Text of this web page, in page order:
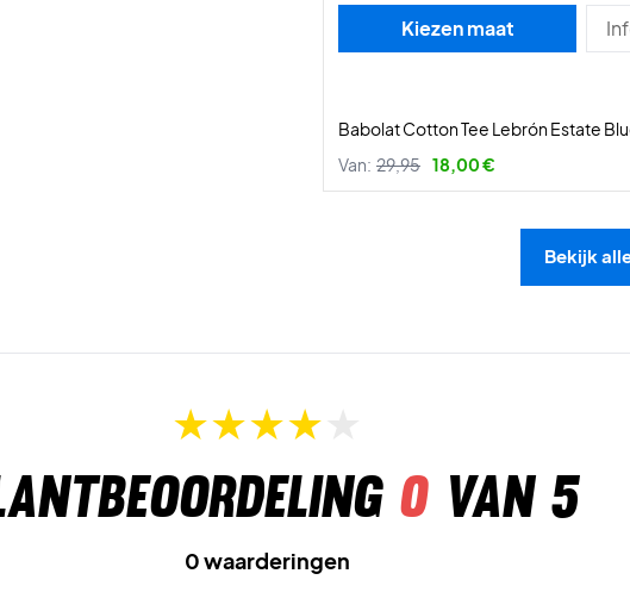
Kiezen maat
Babolat Cotton Tee Lebrón Estate
Van: 29,95 18,00 €
Bekijk
0van 5
0 waarderingen